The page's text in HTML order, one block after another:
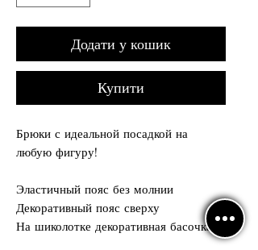
Додати у кошик
Купити
Брюки с идеальной посадкой на
любую фигуру!
Эластичный пояс без молнии
Декоративный пояс сверху
На шиколотке декоративная басочка